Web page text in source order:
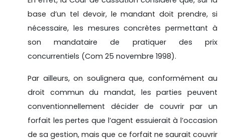
base d’un tel devoir, le mandant doit prendre, si
nécessaire, les mesures concrètes permettant à
son mandataire de pratiquer des prix
concurrentiels (Com 25 novembre 1998).
Par ailleurs, on soulignera que, conformément au
droit commun du mandat, les parties peuvent
conventionnellement décider de couvrir par un
forfait les pertes que l’agent essuierait à l’occasion
de sa gestion, mais que ce forfait ne saurait couvrir